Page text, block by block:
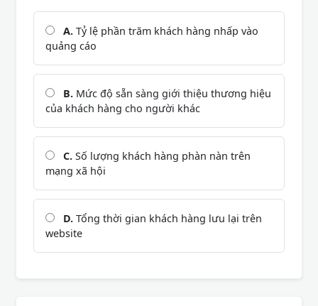
A. Tỷ lệ phần trăm khách hàng nhấp vào
quảng cáo
B. Mức độ sẵn sàng giới thiệu thương hiệu
của khách hàng cho người khác
C. Số lượng khách hàng phàn nàn trên
mạng xã hội
D. Tổng thời gian khách hàng lưu lại trên
website